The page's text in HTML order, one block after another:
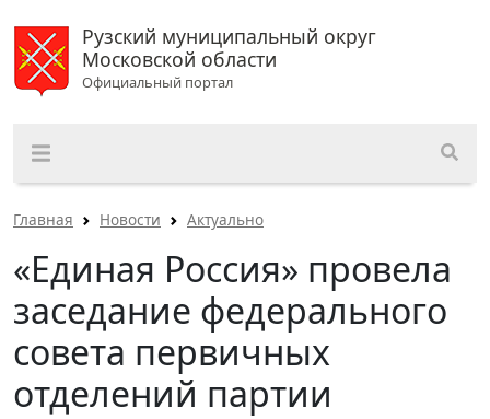
Рузский муниципальный округ
Московской области
Официальный портал
Главная Новости Актуально
«Единая Россия» провела
заседание федерального
совета первичных
отделений партии